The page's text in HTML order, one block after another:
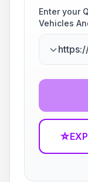
Enter your
Vehicles
☆